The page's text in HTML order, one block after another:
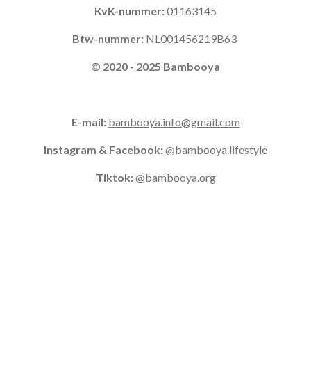
KvK-nummer:01163145
Btw-nummer: NL001456219B63
© 2020 - 2025 Bambooya
E-mail: bambooya.info@gmail.com
Instagram & Facebook:@bambooya.lifestyle
Tiktok:@bambooya.org